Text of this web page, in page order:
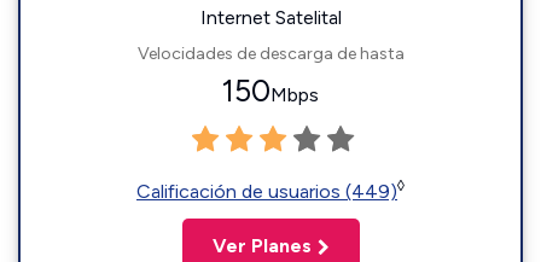
Internet Satelital
Velocidades de descarga de hasta
150Mbps
Calificación de usuarios (449)◊
Ver Planes